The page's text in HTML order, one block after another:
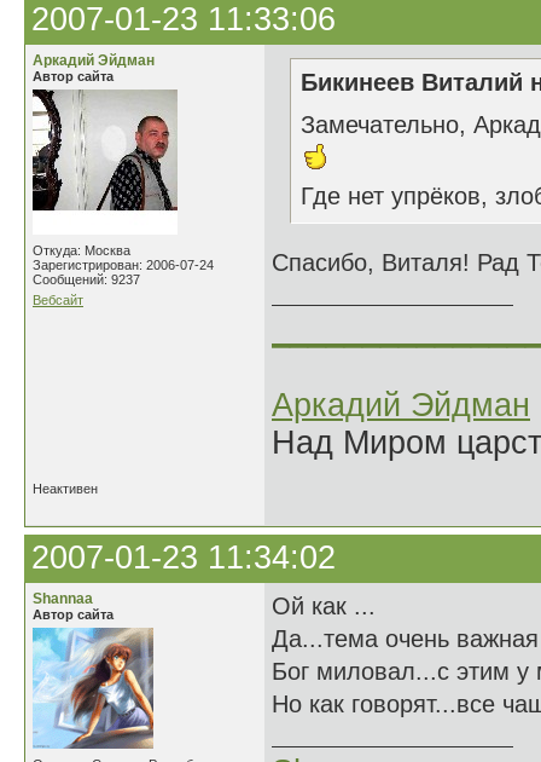
2007-01-23 11:33:06
Аркадий Эйдман
Автор сайта
Откуда: Москва
Зарегистрирован: 2006-07-24
Сообщений: 9237
Вебсайт
Бикинеев Виталий
Замечательно,
Где нет упрёков,
Спасибо, Виталя! Рад
Аркадий Эйдман
Над Миром
Неактивен
2007-01-23 11:34:02
Shannaa
Автор сайта
Ой как ...
Да...тема очень важная
Бог миловал...с этим у
Но как говорят...все